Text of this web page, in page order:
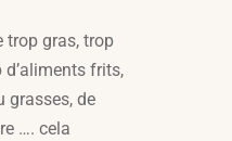
trop gras, trop
frits,
grasses, de
…. cela